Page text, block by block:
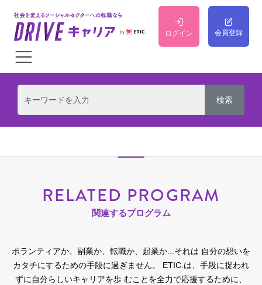
ログイン 会員登録
RELATED PROGRAM
関連するプログラム
ボランティアか、副業か、転職か、起業か...それは 自分の想いを
カタチにするための手段に過ぎません。
ETIC.は、手段に捉われ
ずに自分らしいキャリアを歩 むことを全力で応援するために、